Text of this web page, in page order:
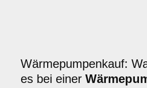
Wärmepumpenkauf:
es bei einer